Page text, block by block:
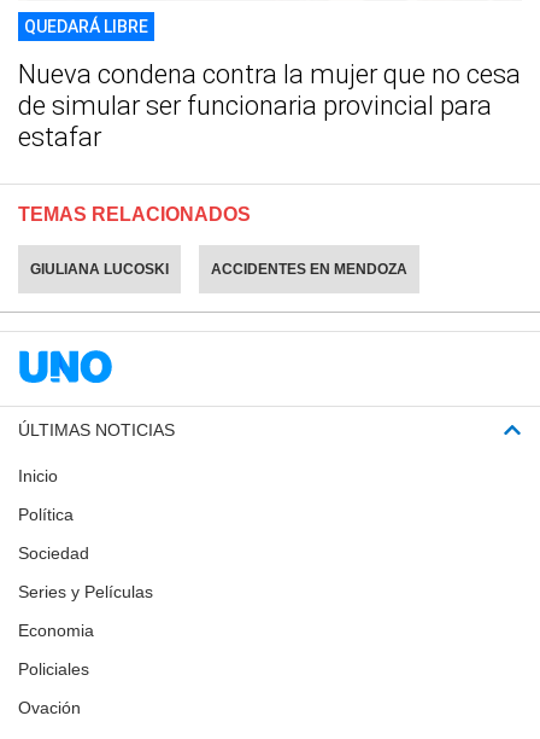
QUEDARÁ LIBRE
Nueva condena contra la mujer que no cesa
de simular ser funcionaria provincial para
estafar
TEMAS RELACIONADOS
GIULIANA LUCOSKI ACCIDENTES EN MENDOZA
ÚLTIMAS NOTICIAS
Inicio
Política
Sociedad
Series y Películas
Economia
Policiales
Ovación